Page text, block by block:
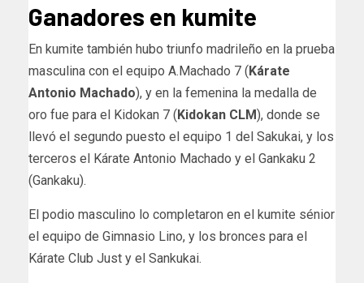
Ganadores en kumite
En kumite también hubo triunfo madrileño en la prueba
masculina con el equipo A.Machado 7 (Kárate
Antonio Machado), y en la femenina la medalla de
oro fue para el Kidokan 7 (Kidokan CLM), donde se
llevó el segundo puesto el equipo 1 del Sakukai, y los
terceros el Kárate Antonio Machado y el Gankaku 2
(Gankaku).
El podio masculino lo completaron en el kumite sénior
el equipo de Gimnasio Lino, y los bronces para el
Kárate Club Just y el Sankukai.